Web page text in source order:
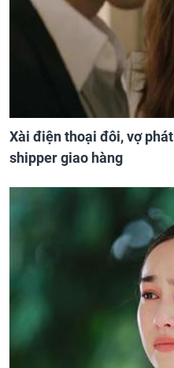
Xài điện thoại đôi, vợ
shipper giao hàng